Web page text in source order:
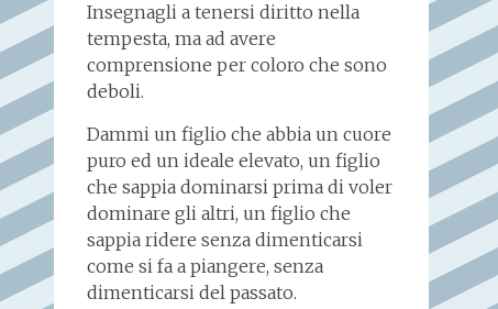
Insegnagli a tenersi diritto nella
tempesta, ma ad avere
comprensione per coloro che sono
deboli.
Dammi un figlio che abbia un cuore
puro ed un ideale elevato, un figlio
che sappia dominarsi prima di voler
dominare gli altri, un figlio che
sappia ridere senza dimenticarsi
come si fa a piangere, senza
dimenticarsi del passato.